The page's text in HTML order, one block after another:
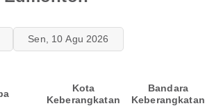
Sen, 10 Agu 2026
Kota
Keberangkatan
Bandara
Keberangkatan